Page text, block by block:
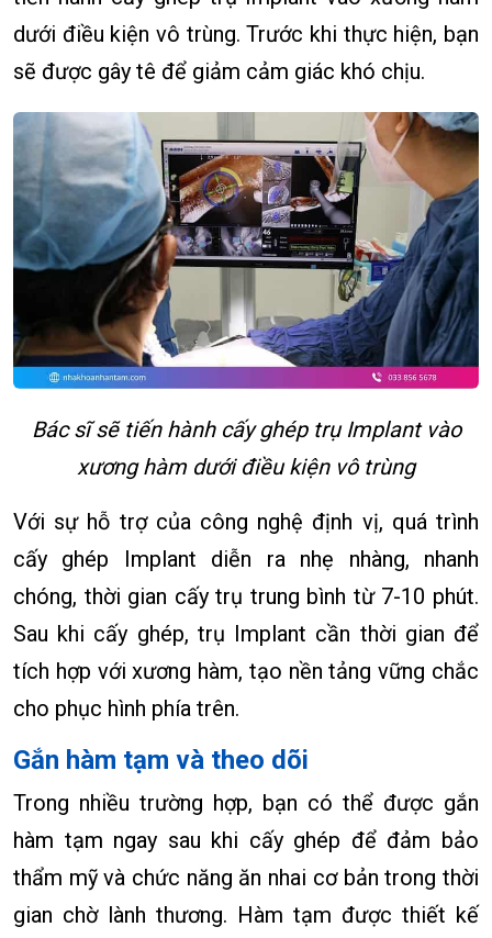
dưới điều kiện vô trùng. Trước khi thực hiện, bạn
sẽ được gây tê để giảm cảm giác khó chịu.
Bác sĩ sẽ tiến hành cấy ghép trụ Implant vào
xương hàm dưới điều kiện vô trùng
Với sự hỗ trợ của công nghệ định vị, quá trình
cấy ghép Implant diễn ra nhẹ nhàng, nhanh
chóng, thời gian cấy trụ trung bình từ 7-10 phút.
Sau khi cấy ghép, trụ Implant cần thời gian để
tích hợp với xương hàm, tạo nền tảng vững chắc
cho phục hình phía trên.
Gắn hàm tạm và theo dõi
Trong nhiều trường hợp, bạn có thể được gắn
hàm tạm ngay sau khi cấy ghép để đảm bảo
thẩm mỹ và chức năng ăn nhai cơ bản trong thời
gian chờ lành thương. Hàm tạm được thiết kế